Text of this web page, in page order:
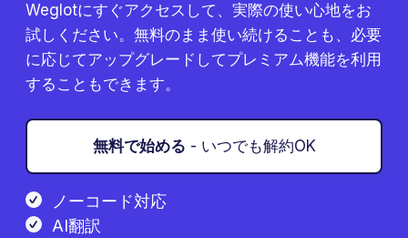
Weglotにすぐアクセスして、実際の使い心地をお
試しください。無料のまま使い続けることも、必要
に応じてアップグレードしてプレミアム機能を利用
することもできます。
無料で始める - いつでも解約OK
ノーコード対応
AI翻訳